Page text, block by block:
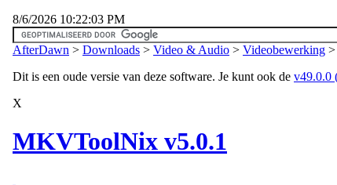
8/6/2026 10:22:03 PM
AfterDawn > Downloads > Video & Audio > Videobewerking >
Dit is een oude versie van deze software. Je kunt ook de v49.0.0
X
MKVToolNix v5.0.1